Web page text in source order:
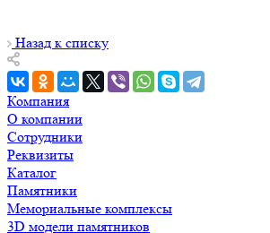
Назад к списку
Компания
О компании
Сотрудники
Реквизиты
Каталог
Памятники
Мемориальные комплексы
3D модели памятников